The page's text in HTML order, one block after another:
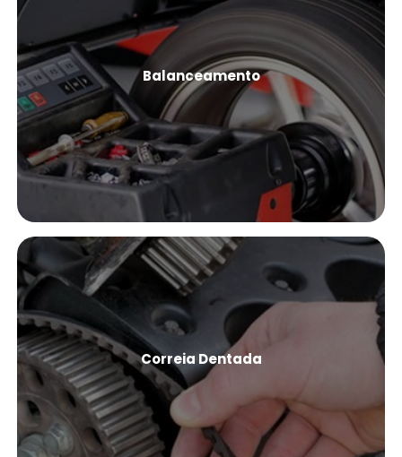
Balanceamento
Ver Mais
Correia Dentada
Ver Mais